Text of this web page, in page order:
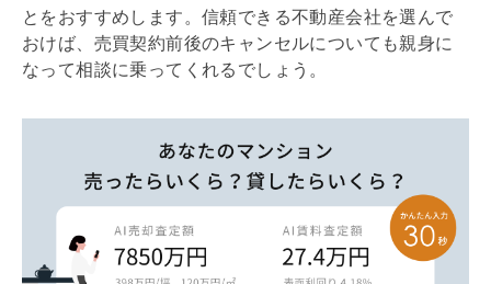
とをおすすめします。信頼できる不動産会社を選んで
おけば、 売買契約前後のキャンセルについても親身に
なって相談に乗ってくれるでしょう。